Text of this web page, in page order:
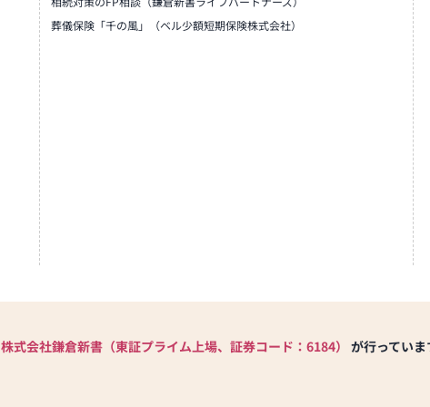
葬儀保険「千の風」（ベル少額短期保険株式会社）
株式会社鎌倉新書（東証プライム上場、証券コード：6184） が行っていま